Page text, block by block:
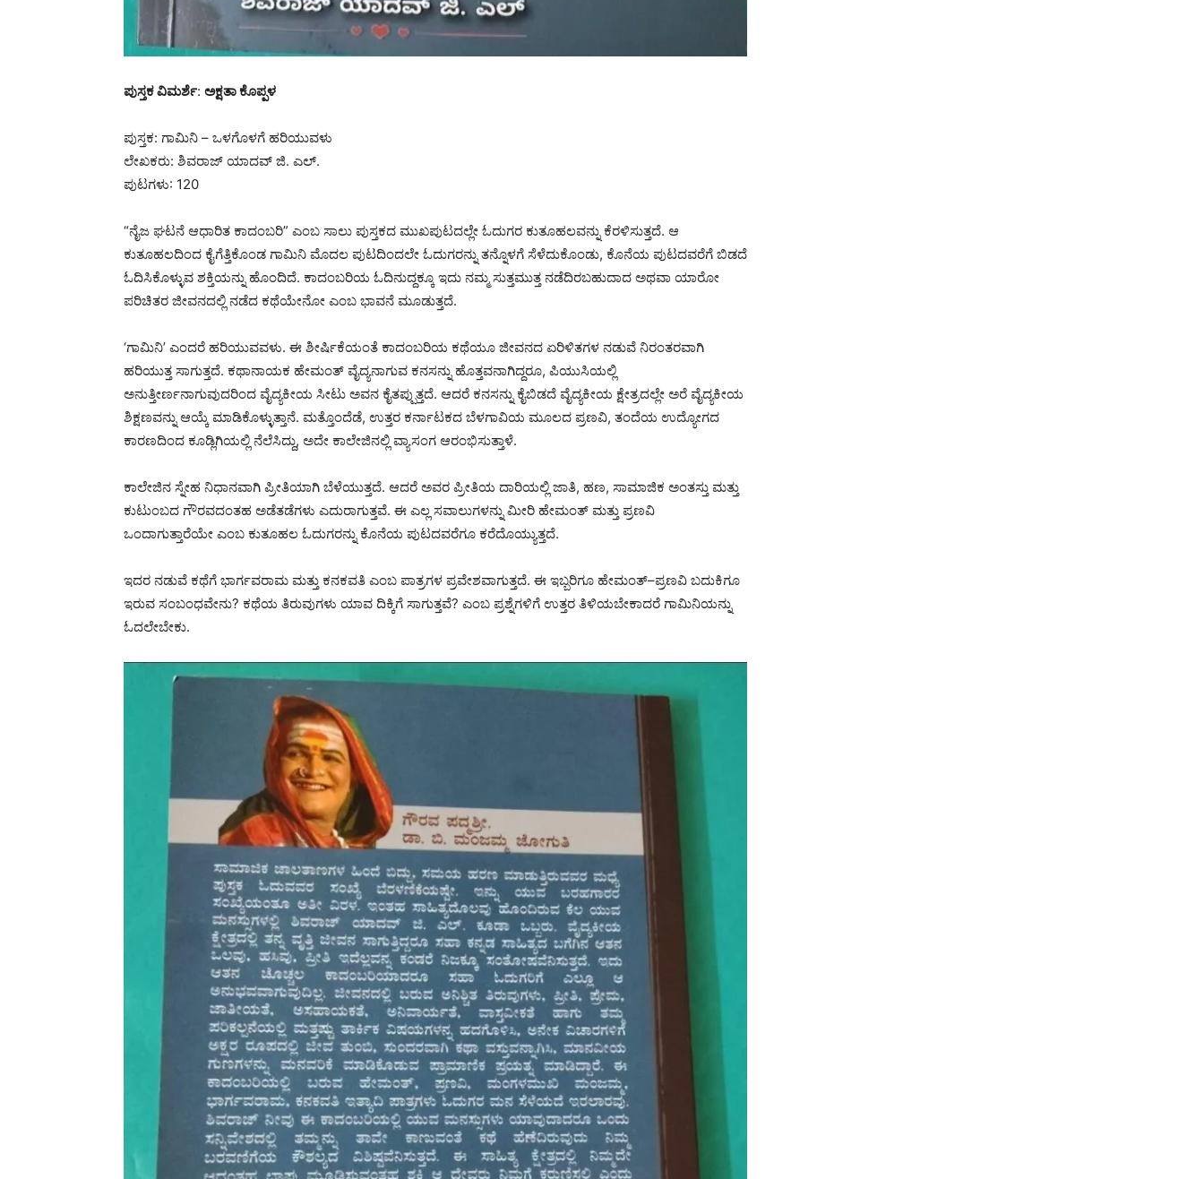
ಪುಸ್ತಕ ವಿಮರ್ಶೆ: ಅಕ್ಷತಾ ಕೊಪ್ಪಳ
ಪುಸ್ತಕ: ಗಾಮಿನಿ – ಒಳಗೊಳಗೆ ಹರಿಯುವಳು
ಲೇಖಕರು: ಶಿವರಾಜ್ ಯಾದವ್ ಜಿ. ಎಲ್.
ಪುಟಗಳು: 120
“ನೈಜ ಘಟನೆ ಆಧಾರಿತ ಕಾದಂಬರಿ” ಎಂಬ ಸಾಲು ಪುಸ್ತಕದ ಮುಖಪುಟದಲ್ಲೇ ಓದುಗರ ಕುತೂಹಲವನ್ನು ಕೆರಳಿಸುತ್ತದೆ. ಆ
ಕುತೂಹಲದಿಂದ ಕೈಗೆತ್ತಿಕೊಂಡ ಗಾಮಿನಿ ಮೊದಲ ಪುಟದಿಂದಲೇ ಓದುಗರನ್ನು ತನ್ನೊಳಗೆ ಸೆಳೆದುಕೊಂಡು, ಕೊನೆಯ ಪುಟದವರೆಗೆ ಬಿಡದೆ
ಓದಿಸಿಕೊಳ್ಳುವ ಶಕ್ತಿಯನ್ನು ಹೊಂದಿದೆ. ಕಾದಂಬರಿಯ ಓದಿನುದ್ದಕ್ಕೂ ಇದು ನಮ್ಮ ಸುತ್ತಮುತ್ತ ನಡೆದಿರಬಹುದಾದ ಅಥವಾ ಯಾರೋ
ಪರಿಚಿತರ ಜೀವನದಲ್ಲಿ ನಡೆದ ಕಥೆಯೇನೋ ಎಂಬ ಭಾವನೆ ಮೂಡುತ್ತದೆ.
‘ಗಾಮಿನಿ’ ಎಂದರೆ ಹರಿಯುವವಳು. ಈ ಶೀರ್ಷಿಕೆಯಂತೆ ಕಾದಂಬರಿಯ ಕಥೆಯೂ ಜೀವನದ ಏರಿಳಿತಗಳ ನಡುವೆ ನಿರಂತರವಾಗಿ
ಹರಿಯುತ್ತ ಸಾಗುತ್ತದೆ. ಕಥಾನಾಯಕ ಹೇಮಂತ್ ವೈದ್ಯನಾಗುವ ಕನಸನ್ನು ಹೊತ್ತವನಾಗಿದ್ದರೂ, ಪಿಯುಸಿಯಲ್ಲಿ
ಅನುತ್ತೀರ್ಣನಾಗುವುದರಿಂದ ವೈದ್ಯಕೀಯ ಸೀಟು ಅವನ ಕೈತಪ್ಪುತ್ತದೆ. ಆದರೆ ಕನಸನ್ನು ಕೈಬಿಡದೆ ವೈದ್ಯಕೀಯ ಕ್ಷೇತ್ರದಲ್ಲೇ ಅರೆ ವೈದ್ಯಕೀಯ
ಶಿಕ್ಷಣವನ್ನು ಆಯ್ಕೆ ಮಾಡಿಕೊಳ್ಳುತ್ತಾನೆ. ಮತ್ತೊಂದೆಡೆ, ಉತ್ತರ ಕರ್ನಾಟಕದ ಬೆಳಗಾವಿಯ ಮೂಲದ ಪ್ರಣವಿ, ತಂದೆಯ ಉದ್ಯೋಗದ
ಕಾರಣದಿಂದ ಕೂಡ್ಲಿಗಿಯಲ್ಲಿ ನೆಲೆಸಿದ್ದು, ಅದೇ ಕಾಲೇಜಿನಲ್ಲಿ ವ್ಯಾಸಂಗ ಆರಂಭಿಸುತ್ತಾಳೆ.
ಕಾಲೇಜಿನ ಸ್ನೇಹ ನಿಧಾನವಾಗಿ ಪ್ರೀತಿಯಾಗಿ ಬೆಳೆಯುತ್ತದೆ. ಆದರೆ ಅವರ ಪ್ರೀತಿಯ ದಾರಿಯಲ್ಲಿ ಜಾತಿ, ಹಣ, ಸಾಮಾಜಿಕ ಅಂತಸ್ತು ಮತ್ತು
ಕುಟುಂಬದ ಗೌರವದಂತಹ ಅಡೆತಡೆಗಳು ಎದುರಾಗುತ್ತವೆ. ಈ ಎಲ್ಲ ಸವಾಲುಗಳನ್ನು ಮೀರಿ ಹೇಮಂತ್ ಮತ್ತು ಪ್ರಣವಿ
ಒಂದಾಗುತ್ತಾರೆಯೇ ಎಂಬ ಕುತೂಹಲ ಓದುಗರನ್ನು ಕೊನೆಯ ಪುಟದವರೆಗೂ ಕರೆದೊಯ್ಯುತ್ತದೆ.
ಇದರ ನಡುವೆ ಕಥೆಗೆ ಭಾರ್ಗವರಾಮ ಮತ್ತು ಕನಕವತಿ ಎಂಬ ಪಾತ್ರಗಳ ಪ್ರವೇಶವಾಗುತ್ತದೆ. ಈ ಇಬ್ಬರಿಗೂ ಹೇಮಂತ್–ಪ್ರಣವಿ ಬದುಕಿಗೂ
ಇರುವ ಸಂಬಂಧವೇನು? ಕಥೆಯ ತಿರುವುಗಳು ಯಾವ ದಿಕ್ಕಿಗೆ ಸಾಗುತ್ತವೆ? ಎಂಬ ಪ್ರಶ್ನೆಗಳಿಗೆ ಉತ್ತರ ತಿಳಿಯಬೇಕಾದರೆ ಗಾಮಿನಿಯನ್ನು
ಓದಲೇಬೇಕು.